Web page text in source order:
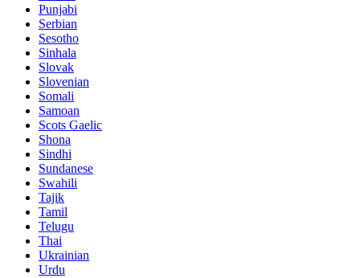
Punjabi
Serbian
Sesotho
Sinhala
Slovak
Slovenian
Somali
Samoan
Scots Gaelic
Shona
Sindhi
Sundanese
Swahili
Tajik
Tamil
Telugu
Thai
Ukrainian
Urdu